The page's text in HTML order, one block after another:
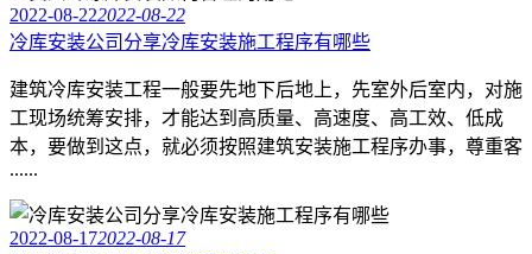
2022-08-222022-08-22
冷库安装公司分享冷库安装施工程序有哪些
建筑冷库安装工程一般要先地下后地上，先室外后室内，对施
工现场统筹安排，才能达到高质量、高速度、高工效、低成
本，要做到这点，就必须按照建筑安装施工程序办事，尊重客
......
2022-08-172022-08-17